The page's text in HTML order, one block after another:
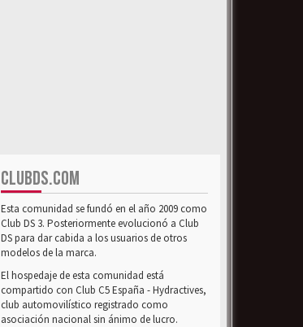
CLUBDS.COM
Esta comunidad se fundó en el año 2009 como
Club DS 3. Posteriormente evolucionó a Club
DS para dar cabida a los usuarios de otros
modelos de la marca.
El hospedaje de esta comunidad está
compartido con Club C5 España - Hydractives,
club automovilístico registrado como
asociación nacional sin ánimo de lucro.